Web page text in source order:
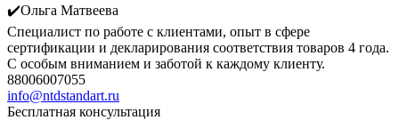
✔️Ольга Матвеева
Специалист по работе с клиентами, опыт в сфере
сертификации и декларирования соответствия товаров 4 года.
С особым вниманием и заботой к каждому клиенту.
88006007055
info@ntdstandart.ru
Бесплатная консультация